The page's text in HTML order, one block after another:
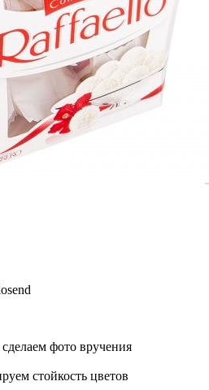
фото вручения
стойкость цветов